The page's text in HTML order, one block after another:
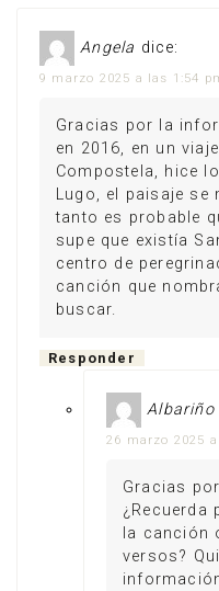
Angela dice:
9 marzo 2025 a las 1:54
Gracias por la
en 2016, en un
Compostela, hice
Lugo, el paisaje se
tanto es probable
supe que existía
centro de
canción que
buscar.
Responder
Albariño
26 marzo 2025
Gracias
¿Recuerda
la canción
versos?